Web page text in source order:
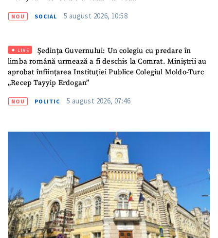
NOU SOCIAL 5 august 2026, 10:58
LIVE
Ședința Guvernului: Un colegiu cu predare în
limba română urmează a fi deschis la Comrat. Miniștrii au
aprobat înființarea Instituției Publice Colegiul Moldo-Turc
„Recep Tayyip Erdogan”
NOU POLITIC 5 august 2026, 07:46
CONTACT SURSĂ
Sursă anonimă
Nume+ Numele meu
Email+ Emailul meu
+ Telefon personal
Am citit și sunt de
acord cupolitica de
confidențialitate.
TRIMITE ȘTIREA